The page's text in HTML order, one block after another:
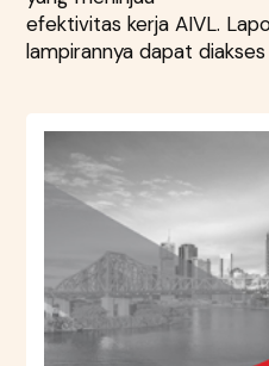
efektivitas kerja AIVL.
lampirannya dapat